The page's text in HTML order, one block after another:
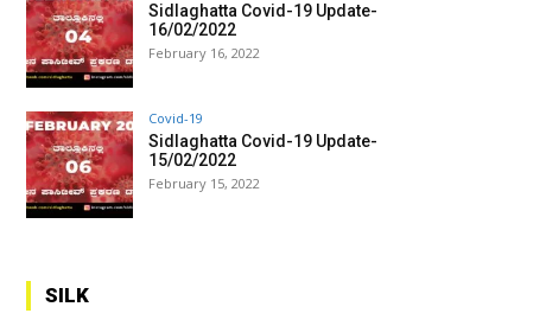
Sidlaghatta Covid-19 Update-
16/02/2022
February 16, 2022
Covid-19
Sidlaghatta Covid-19 Update-
15/02/2022
February 15, 2022
SILK